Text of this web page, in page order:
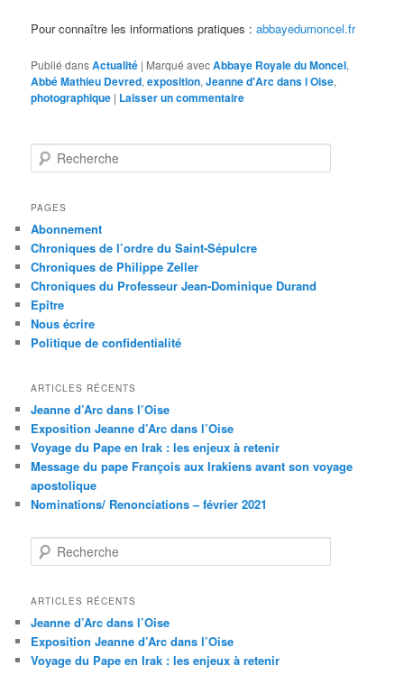
Pour connaître les informations pratiques :abbayedumoncel.fr
Publié dansActualité | Marqué avecAbbaye Royale du Moncel,
Abbé Mathieu Devred,exposition,Jeanne d'Arc dans l Oise,
photographique | Laisser un commentaire
e
h
r
c
h
e
PAGES
Abonnement
Chroniques de l’ordre du Saint-Sépulcre
Chroniques de Philippe Zeller
Chroniques du Professeur Jean-Dominique Durand
Epître
Nous écrire
Politique de confidentialité
ARTICLES RÉCENTS
Jeanne d’Arc dans l’Oise
Exposition Jeanne d’Arc dans l’Oise
Voyage du Pape en Irak : les enjeux à retenir
Message du pape François aux Irakiens avant son voyage
apostolique
Nominations/ Renonciations – février 2021
e
h
r
c
h
ARTICLES RÉCENTS
Jeanne d’Arc dans l’Oise
Exposition Jeanne d’Arc dans l’Oise
Voyage du Pape en Irak : les enjeux à retenir